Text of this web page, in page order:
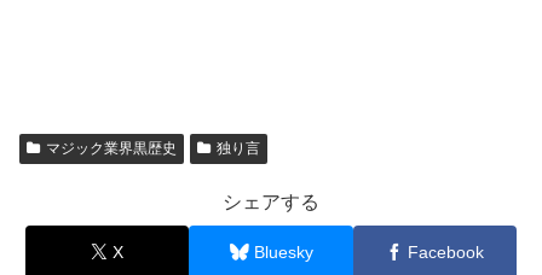
マジック業界黒歴史 独り言
シェアする
X Bluesky Facebook